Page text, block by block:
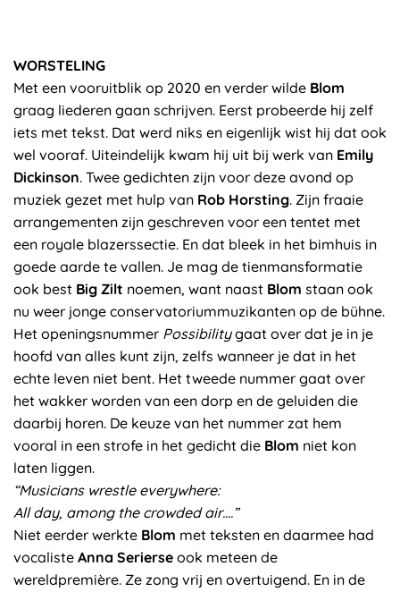
WORSTELING
Met een vooruitblik op 2020 en verder wilde Blom
graag liederen gaan schrijven. Eerst probeerde hij zelf
iets met tekst. Dat werd niks en eigenlijk wist hij dat ook
wel vooraf. Uiteindelijk kwam hij uit bij werk van Emily
Dickinson. Twee gedichten zijn voor deze avond op
muziek gezet met hulp van Rob Horsting. Zijn fraaie
arrangementen zijn geschreven voor een tentet met
een royale blazerssectie. En dat bleek in het bimhuis in
goede aarde te vallen. Je mag de tienmansformatie
ook best Big Zilt noemen, want naast Blom staan ook
nu weer jonge conservatoriummuzikanten op de bühne.
Het openingsnummer Possibilitygaat over dat je in je
hoofd van alles kunt zijn, zelfs wanneer je dat in het
echte leven niet bent. Het tweede nummer gaat over
het wakker worden van een dorp en de geluiden die
daarbij horen. De keuze van het nummer zat hem
vooral in een strofe in het gedicht die Blom niet kon
laten liggen.
“Musicians wrestle everywhere:
All day, among the crowded air….”
Niet eerder werkte Blom met teksten en daarmee had
vocaliste Anna Serierse ook meteen de
wereldpremière. Ze zong vrij en overtuigend. En in de